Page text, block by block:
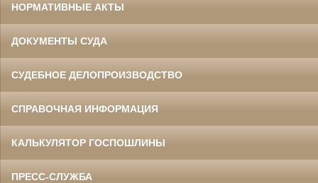
НОРМАТИВНЫЕ АКТЫ
ДОКУМЕНТЫ СУДА
СУДЕБНОЕ ДЕЛОПРОИЗВОДСТВО
СПРАВОЧНАЯ ИНФОРМАЦИЯ
КАЛЬКУЛЯТОР ГОСПОШЛИНЫ
ПРЕСС-СЛУЖБА